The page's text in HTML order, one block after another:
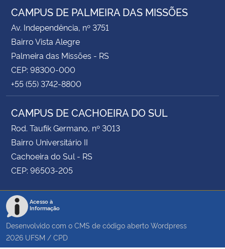
CAMPUS DE PALMEIRA DAS MISSÕES
Av. Independência, nº 3751
Bairro Vista Alegre
Palmeira das Missões - RS
CEP: 98300-000
+55 (55) 3742-8800
CAMPUS DE CACHOEIRA DO SUL
Rod. Taufik Germano, nº 3013
Bairro Universitário II
Cachoeira do Sul - RS
CEP: 96503-205
Acesso à
Informação
Desenvolvido com o CMS de código aberto Wordpress
2026 UFSM / CPD